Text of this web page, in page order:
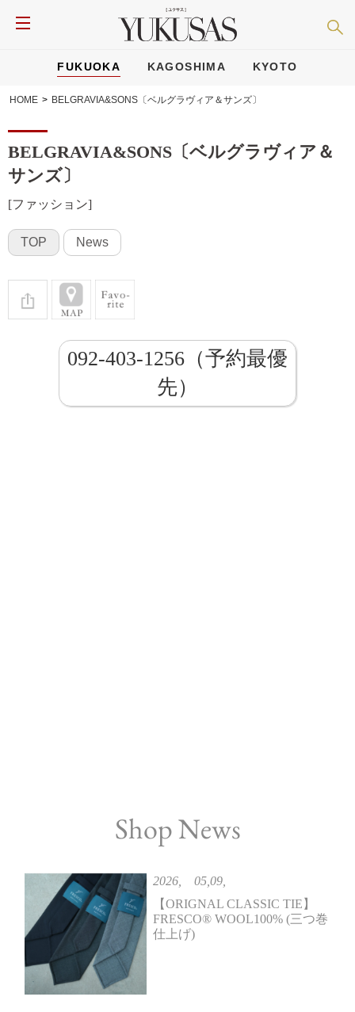
FUKUOKA KAGOSHIMA KYOTO
HOME > BELGRAVIA&SONS〔ベルグラヴィア＆サンズ〕
BELGRAVIA&SONS〔ベルグラヴィア＆
サンズ〕
[ファッション]
TOP News
092-403-1256（予約最優
先）
Shop News
2026, 05,09,
【ORIGNAL CLASSIC TIE】
FRESCO®️ WOOL100% (三つ巻
仕上げ)